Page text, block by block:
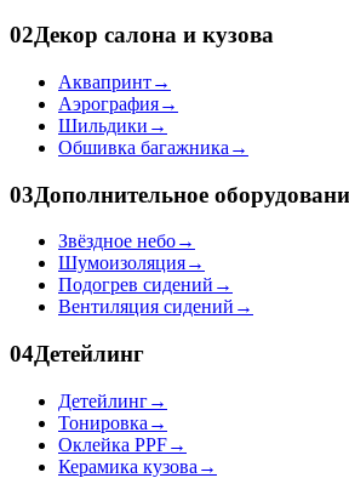
02Декор салона и кузова
Аквапринт→
Аэрография→
Шильдики →
Обшивка багажника →
03Дополнительное
Звёздное небо→
Шумоизоляция→
Подогрев сидений →
Вентиляция сидений →
04Детейлинг
Детейлинг→
Тонировка →
Оклейка PPF→
Керамика кузова →